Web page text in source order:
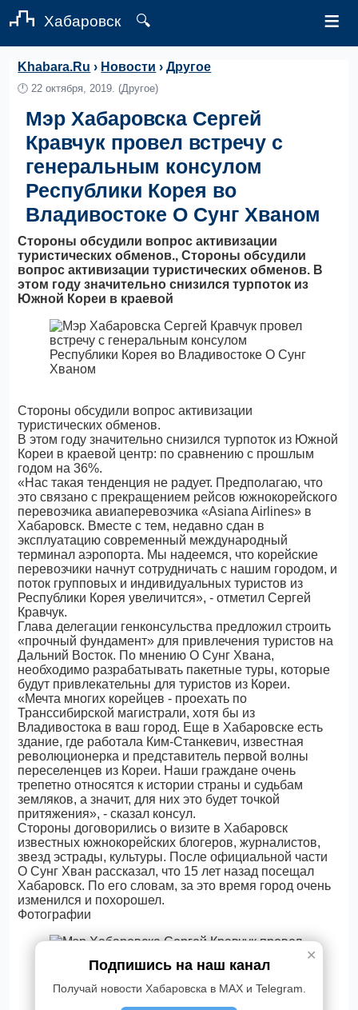
Хабаровск 🔍 ≡
Khabara.Ru › Новости ›Другое
🕛22 октября, 2019. (Другое)
Мэр Хабаровска Сергей
Кравчук провел встречу с
генеральным консулом
Республики Корея во
Владивостоке О Сунг Хваном
Стороны обсудили вопрос активизации
туристических обменов., Стороны обсудили
вопрос активизации туристических обменов. В
этом году значительно снизился турпоток из
Южной Кореи в краевой
Стороны обсудили вопрос активизации
туристических обменов.
В этом году значительно снизился турпоток из Южной
Кореи в краевой центр: по сравнению с прошлым
годом на 36%.
«Нас такая тенденция не радует. Предполагаю, что
это связано с прекращением рейсов южнокорейского
перевозчика авиаперевозчика «Asiana Airlines» в
Хабаровск. Вместе с тем, недавно сдан в
эксплуатацию современный международный
терминал аэропорта. Мы надеемся, что корейские
перевозчики начнут сотрудничать с нашим городом, и
поток групповых и индивидуальных туристов из
Республики Корея увеличится», - отметил Сергей
Кравчук.
Глава делегации генконсульства предложил строить
«прочный фундамент» для привлечения туристов на
Дальний Восток. По мнению О Сунг Хвана,
необходимо разрабатывать пакетные туры, которые
будут привлекательны для туристов из Кореи.
«Мечта многих корейцев - проехать по
Транссибирской магистрали, хотя бы из
Владивостока в ваш город. Еще в Хабаровске есть
здание, где работала Ким-Станкевич, известная
революционерка и представитель первой волны
переселенцев из Кореи. Наши граждане очень
трепетно относятся к истории страны и судьбам
земляков, а значит, для них это будет точкой
притяжения», - сказал консул.
Стороны договорились о визите в Хабаровск
известных южнокорейских блогеров, журналистов,
звезд эстрады, культуры. После официальной части
О Сунг Хван рассказал, что 15 лет назад посещал
Хабаровск. По его словам, за это время город очень
изменился и похорошел.
Фотографии
✕
Подпишись на наш канал
Получай новости Хабаровска в MAX и Telegram.